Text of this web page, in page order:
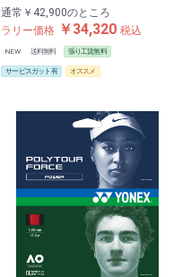
通常 ￥42,900のところ
ラリー価格 ￥34,320税込
NEW 送料無料 張り工賃無料
サービスガット有 オススメ